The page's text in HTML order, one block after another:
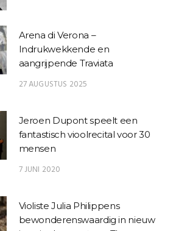
Arena di Verona –
Indrukwekkende en
aangrijpende Traviata
27 AUGUSTUS 2025
Jeroen Dupont speelt een
fantastisch vioolrecital voor 30
mensen
7 JUNI 2020
Violiste Julia Philippens
bewonderenswaardig in nieuw